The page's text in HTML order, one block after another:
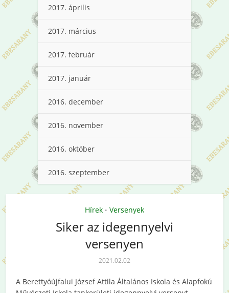
2017. április
2017. március
2017. február
2017. január
2016. december
2016. november
2016. október
2016. szeptember
Hírek • Versenyek
Siker az idegennyelvi
versenyen
2021.02.02
A Berettyóújfalui József Attila Általános Iskola és Alapfokú